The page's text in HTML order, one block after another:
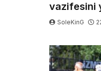
vazifesini
SoleKinG